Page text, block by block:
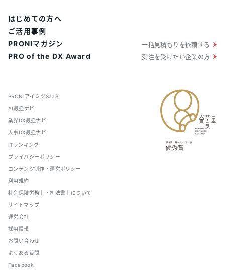
PRONIアイミツSaaS
AI最強ナビ
業界DX最強ナビ
人事DX最強ナビ
ITランキング
プライバシーポリシー
コンテンツ制作・運営ポリシー
利用規約
社会保険労務士・司法書士について
サイトマップ
運営会社
採用情報
お問い合わせ
よくある質問
Facebook
はじめての方へ
ご活用事例
PRONIマガジン
PRO of the DX Award
一括見積もりを依頼する
受注を受けたい企業の方